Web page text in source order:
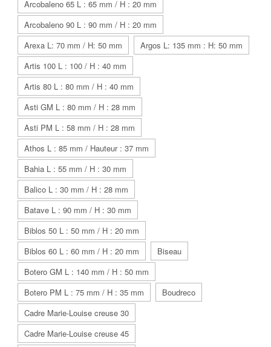
Arcobaleno 65 L : 65 mm / H : 20 mm
Arcobaleno 90 L : 90 mm / H : 20 mm
Arexa L: 70 mm / H: 50 mm
Argos L: 135 mm : H: 50 mm
Artis 100 L : 100 / H : 40 mm
Artis 80 L : 80 mm / H : 40 mm
Asti GM L : 80 mm / H : 28 mm
Asti PM L : 58 mm / H : 28 mm
Athos L : 85 mm / Hauteur : 37 mm
Bahia L : 55 mm / H : 30 mm
Balico L : 30 mm / H : 28 mm
Batave L : 90 mm / H : 30 mm
Biblos 50 L : 50 mm / H : 20 mm
Biblos 60 L : 60 mm / H : 20 mm
Biseau
Botero GM L : 140 mm / H : 50 mm
Botero PM L : 75 mm / H : 35 mm
Boudreco
Cadre Marie-Louise creuse 30
Cadre Marie-Louise creuse 45